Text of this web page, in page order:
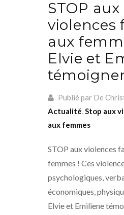
STOP aux
violences
aux
Elvie et
Publié par De
Actualité,Stop aux
aux femmes
STOP aux violences
femmes ! Ces
psychologiques,
économiques,
Elvie et Emiliene